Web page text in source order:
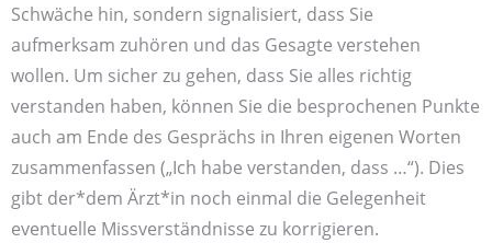
Schwäche hin, sondern signalisiert, dass Sie
aufmerksam zuhören und das Gesagte verstehen
wollen. Um sicher zu gehen, dass Sie alles richtig
verstanden haben, können Sie die besprochenen Punkte
auch am Ende des Gesprächs in Ihren eigenen Worten
zusammenfassen („Ich habe verstanden, dass …“). Dies
gibt der*dem Ärzt*in noch einmal die Gelegenheit
eventuelle Missverständnisse zu korrigieren.